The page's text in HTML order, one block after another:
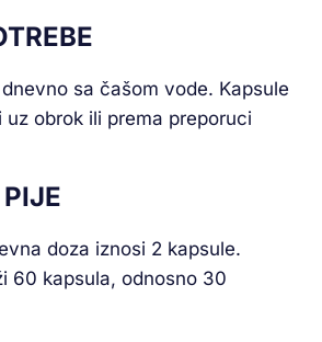
sa čašom vode. Kapsule
uz obrok ili prema preporuci
doza iznosi 2 kapsule.
60 kapsula, odnosno 30